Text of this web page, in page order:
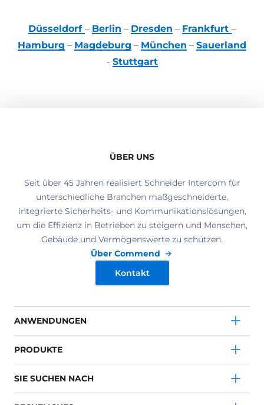
Düsseldorf – Berlin – Dresden – Frankfurt –
Hamburg – Magdeburg – München – Sauerland
- Stuttgart
ÜBER UNS
Seit über 45 Jahren realisiert Schneider Intercom für
unterschiedliche Branchen maßgeschneiderte,
integrierte Sicherheits- und Kommunikationslösungen,
um die Effizienz in Betrieben zu steigern und Menschen,
Gebäude und Vermögenswerte zu schützen.
Über Commend
Kontakt
ANWENDUNGEN
PRODUKTE
SIE SUCHEN NACH